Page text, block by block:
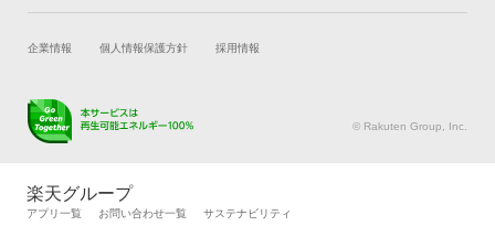
車検の基礎知識 キャンペーン一覧
試乗・商談 新車購入
キズ修理予約
メンテナンス管理
タイヤ交換サービス
自動車カタログ 自動車保険
企業情報 個人情報保護方針 採用情報
© Rakuten Group, Inc.
楽天グループ
アプリ一覧 お問い合わせ一覧 サステナビリティ